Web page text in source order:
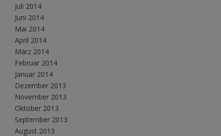
Juli 2014
Juni 2014
Mai 2014
April 2014
März 2014
Februar 2014
Januar 2014
Dezember 2013
November 2013
Oktober 2013
September 2013
August 2013